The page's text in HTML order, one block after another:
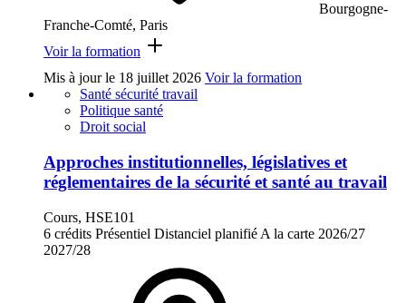
Bourgogne-
Franche-Comté, Paris
Voir la formation
Mis à jour le 18 juillet 2026 Voir la formation
Santé sécurité travail
Politique santé
Droit social
Approches institutionnelles, législatives et
réglementaires de la sécurité et santé au travail
Cours, HSE101
6 crédits Présentiel Distanciel planifié A la carte 2026/27
2027/28